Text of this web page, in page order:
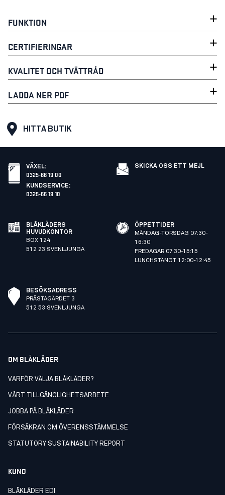
FUNKTION
CERTIFIERINGAR
KVALITET OCH TVÄTTRÅD
LADDA NER PDF
HITTA BUTIK
VÄXEL:
0325-66 19 00
KUNDSERVICE:
0325-66 19 10
SKICKA OSS ETT MEJL
BLÅKLÄDERS
HUVUDKONTOR
BOX 124
512 23 SVENLJUNGA
ÖPPETTIDER
MÅNDAG-TORSDAG 07:30-
16:30
FREDAGAR 07:30-15:15
LUNCHSTÄNGT 12:00-12:45
BESÖKSADRESS
PRÄSTAGÄRDET 3
512 53 SVENLJUNGA
OM BLÅKLÄDER
VARFÖR VÄLJA BLÅKLÄDER?
VÅRT TILLGÄNGLIGHETSARBETE
JOBBA PÅ BLÅKLÄDER
FÖRSÄKRAN OM ÖVERENSSTÄMMELSE
STATUTORY SUSTAINABILITY REPORT
KUND
BLÅKLÄDER EDI